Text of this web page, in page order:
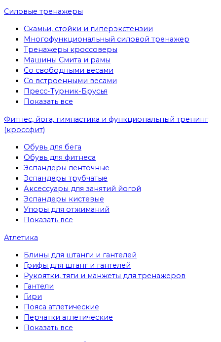
Cиловые тренажеры
Скамьи, стойки и гиперэкстензии
Многофункциональный силовой тренажер
Тренажеры кроссоверы
Машины Смита и рамы
Со свободными весами
Со встроенными весами
Пресс-Турник-Брусья
Показать все
Фитнес, йога, гимнастика и функциональный тренинг
(кроссфит)
Обувь для бега
Обувь для фитнеса
Эспандеры ленточные
Эспандеры трубчатые
Аксессуары для занятий йогой
Эспандеры кистевые
Упоры для отжиманий
Показать все
Атлетика
Блины для штанги и гантелей
Грифы для штанг и гантелей
Рукоятки, тяги и манжеты для тренажеров
Гантели
Гири
Пояса атлетические
Перчатки атлетические
Показать все